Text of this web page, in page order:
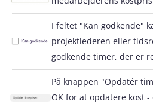
I feltet "Kan godkende"
projektlederen eller
godkende timer, der er
På knappen "Opdatér
OK for at opdatere kost